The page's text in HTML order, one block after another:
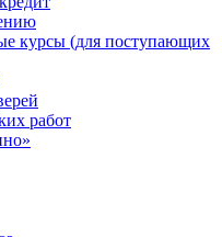
курсы (для поступающих
работ